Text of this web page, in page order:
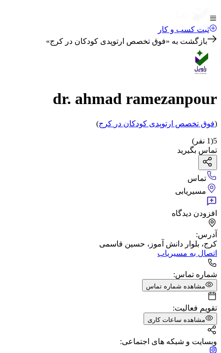
ثبت کسب و کار
بازگشت به «فوق تخصص ارتوپدی کودکان در کرج»
dr. ahmad ramezanpour
(فوق تخصص ارتوپدی کودکان در کرج)
5
(
1 نفر)
تماس بگیرید
تماس
مسیریابی
افزودن دیدگاه
آدرس:
کرج، بلوار دانش آموز، حسین قاسمی
اتصال به مسیریاب
شماره تماس:
مشاهده شماره تماس
تقویم فعالیت:
مشاهده ساعات کاری
وبسایت و شبکه های اجتماعی: